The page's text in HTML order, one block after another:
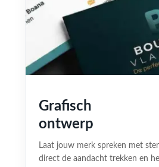
Grafisch
ontwerp
Laat jouw merk spreken met
direct de aandacht trekken en